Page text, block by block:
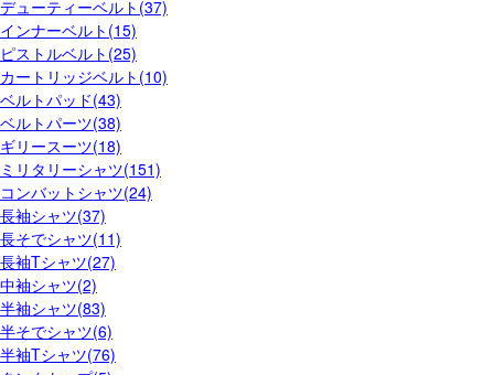
デューティーベルト(37)
インナーベルト(15)
ピストルベルト(25)
カートリッジベルト(10)
ベルトパッド(43)
ベルトパーツ(38)
ギリースーツ(18)
ミリタリーシャツ(151)
コンバットシャツ(24)
長袖シャツ(37)
長そでシャツ(11)
長袖Tシャツ(27)
中袖シャツ(2)
半袖シャツ(83)
半そでシャツ(6)
半袖Tシャツ(76)